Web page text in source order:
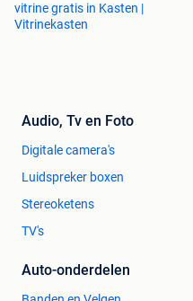
vitrine gratis in Kasten |
Vitrinekasten
Audio, Tv en Foto
Digitale camera's
Luidspreker boxen
Stereoketens
TV's
Auto-onderdelen